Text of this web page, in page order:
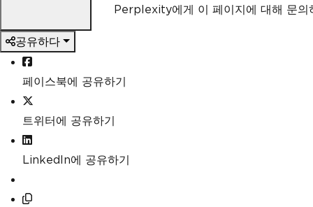
Perplexity에게 이 페이지에 대해 문의
공유하다
페이스북에 공유하기
트위터에 공유하기
LinkedIn에 공유하기